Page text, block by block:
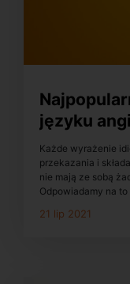
języku
Każde wyrażenie
przekazania i
nie mają ze sobą
Odpowiadamy na
21 lip 2021